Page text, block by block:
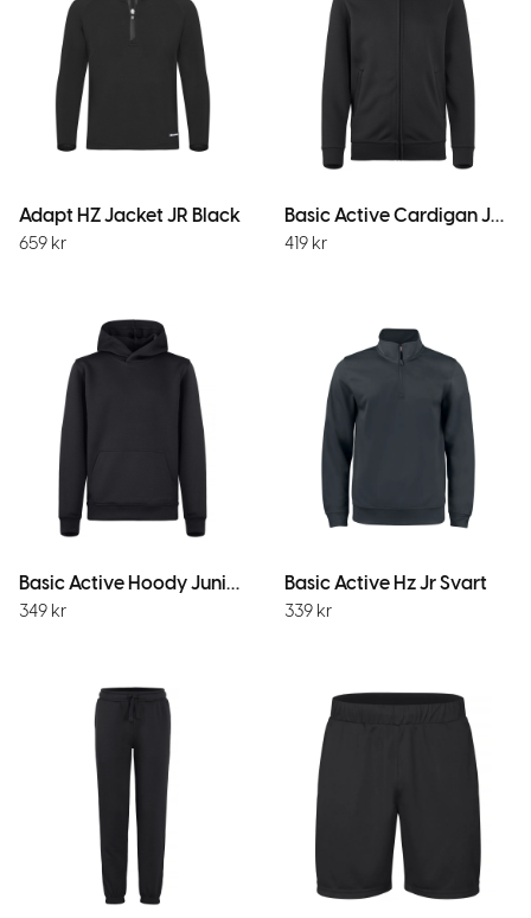
Adapt HZ Jacket JR Black
659 kr
Basic Active Cardigan Junior Svart
419 kr
Basic Active Hoody Junior Svart
349 kr
Basic Active Hz Jr Svart
339 kr